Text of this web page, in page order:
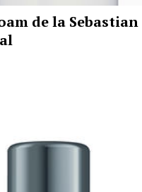
de la Sebastian